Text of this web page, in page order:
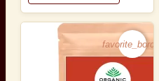
favorite_border